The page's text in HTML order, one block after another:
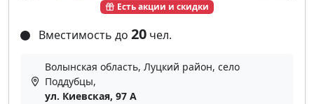
Есть акции и скидки
Вместимость до 20 чел.
Волынская область, Луцкий район, село
Поддубцы,
ул. Киевская, 97 A